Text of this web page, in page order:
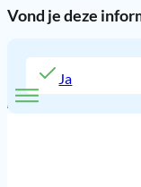
Vond je deze
Ja